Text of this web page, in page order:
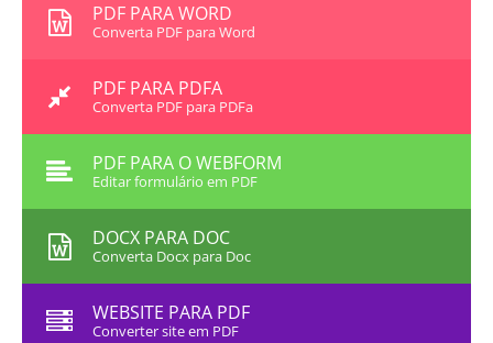
PDF PARA WORD
Converta PDF para Word
PDF PARA PDFA
Converta PDF para PDFa
PDF PARA O WEBFORM
Editar formulário em PDF
DOCX PARA DOC
Converta Docx para Doc
WEBSITE PARA PDF
Converter site em PDF